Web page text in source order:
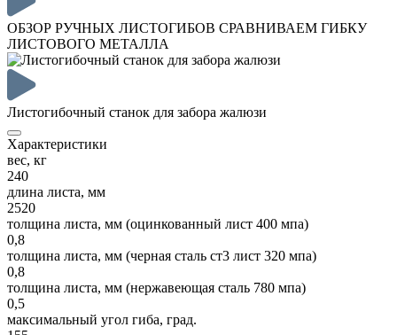
ОБЗОР РУЧНЫХ ЛИСТОГИБОВ СРАВНИВАЕМ ГИБКУ
ЛИСТОВОГО МЕТАЛЛА
Листогибочный станок для забора жалюзи
Характеристики
вес, кг
240
длина листа, мм
2520
толщина листа, мм (оцинкованный лист 400 мпа)
0,8
толщина листа, мм (черная сталь ст3 лист 320 мпа)
0,8
толщина листа, мм (нержавеющая сталь 780 мпа)
0,5
максимальный угол гиба, град.